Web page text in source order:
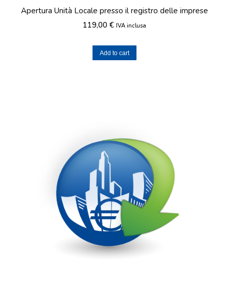
Apertura Unità Locale presso il registro delle imprese
119,00 € IVA inclusa
Add to cart